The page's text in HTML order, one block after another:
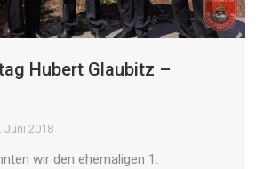
Hubert Glaubitz –
Juni 2018
wir den ehemaligen 1.